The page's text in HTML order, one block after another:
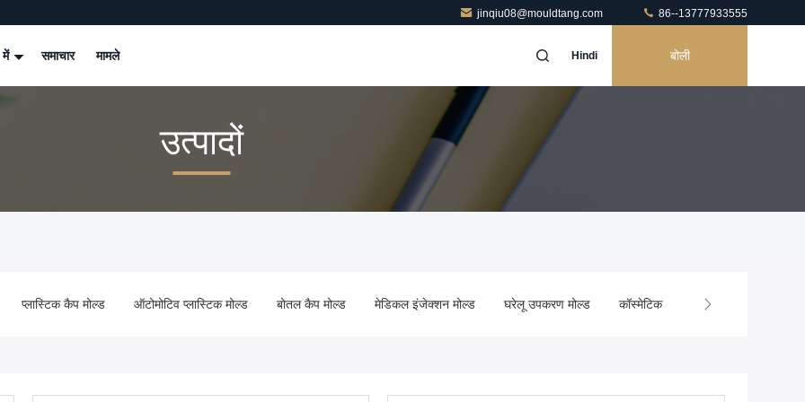
jinqiu08@mouldtang.com 86--13777933555
में समाचार मामले Hindi बोली
उत्पादों
प्लास्टिक कैप मोल्ड ऑटोमोटिव प्लास्टिक मोल्ड बोतल कैप मोल्ड मेडिकल इंजेक्शन मोल्ड घरेलू उपकरण मोल्ड कॉस्मेटिक इंजेक्शन मोल्डिंग